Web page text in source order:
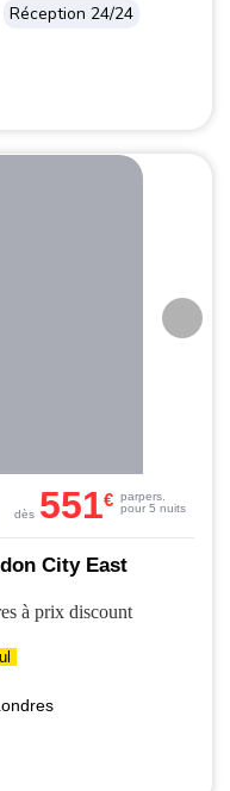
Réception 24/24
City East
dès 551€ parpers.
pour 5 nuits